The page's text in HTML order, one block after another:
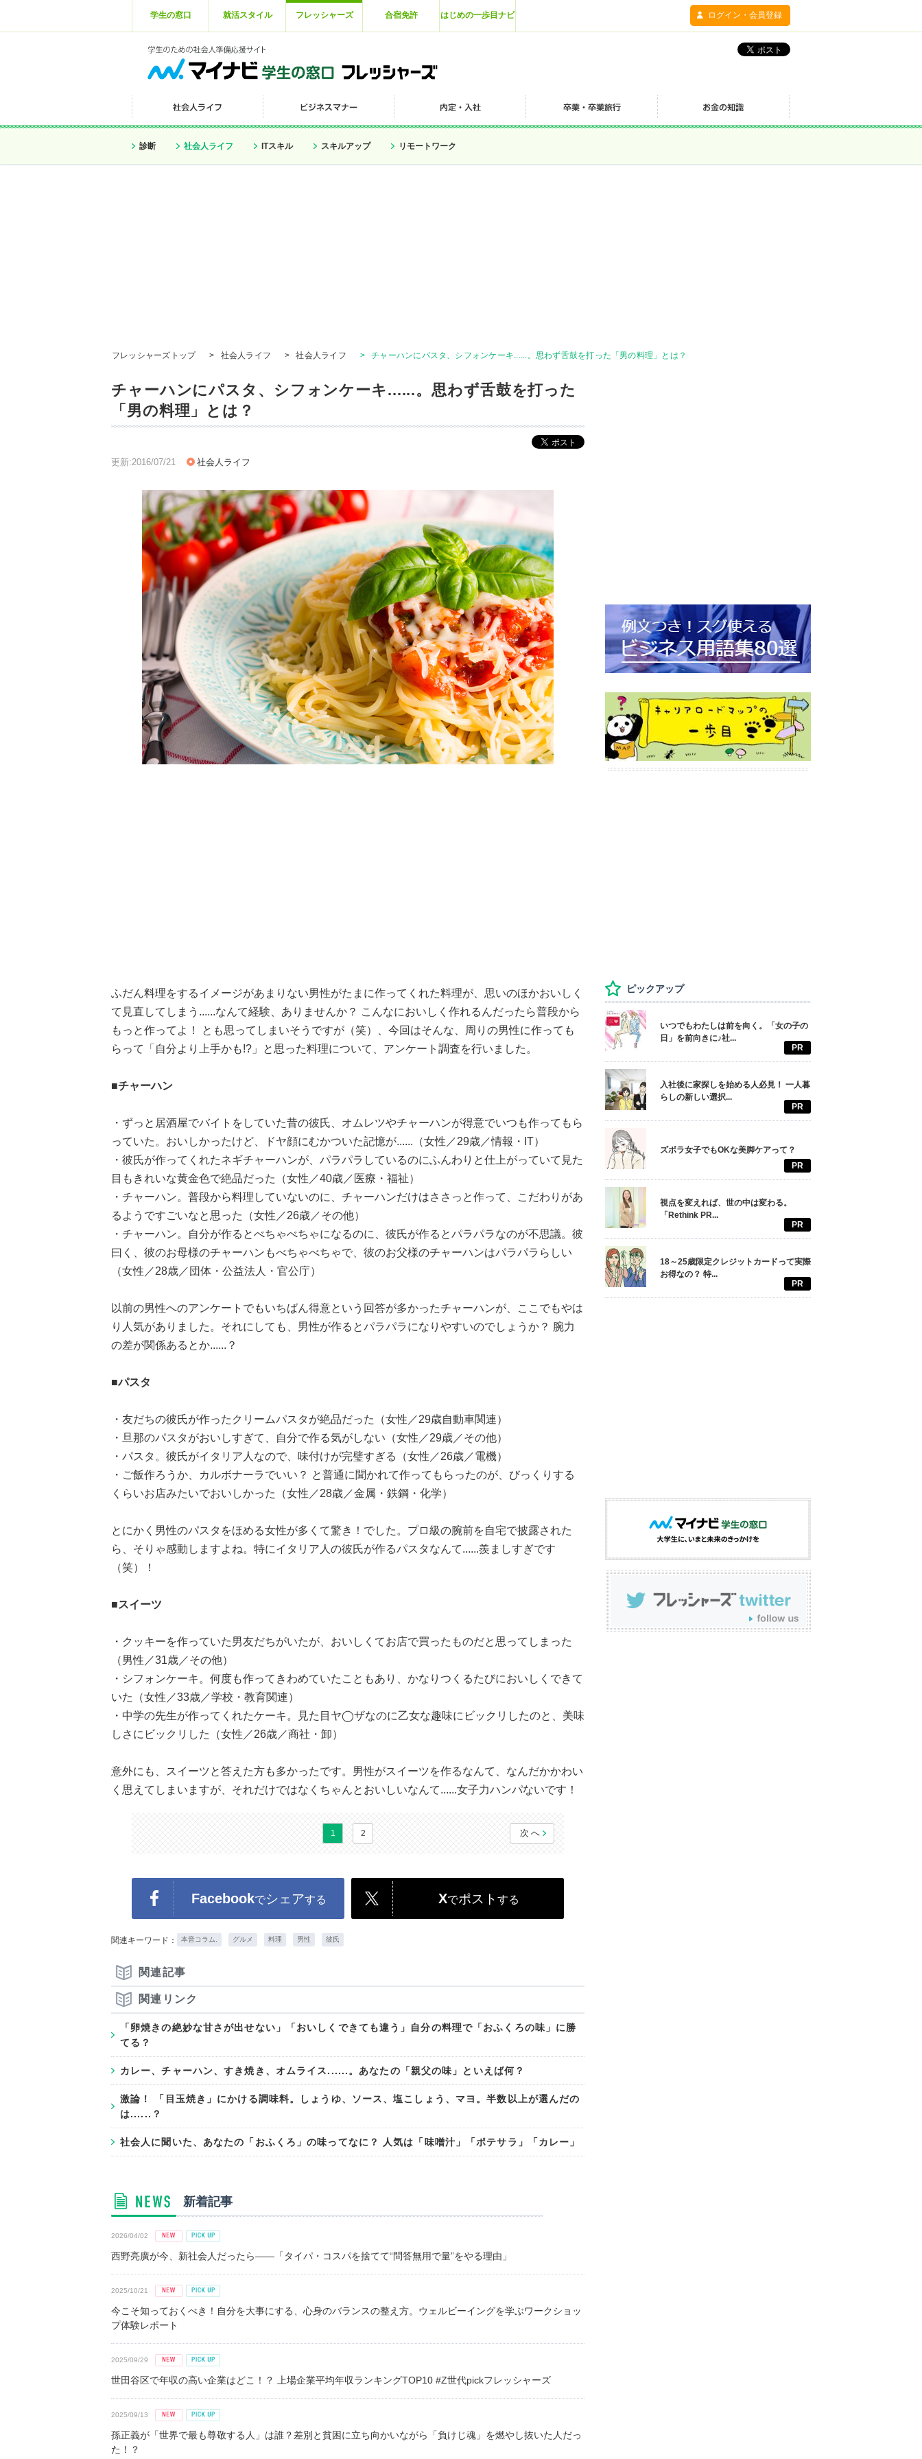
学生の窓口 就活スタイル フレッシャーズ 合宿免許 はじめの一歩目ナビ ログイン・会員登録
診断 社会人ライフ ITスキル スキルアップ リモートワーク
フレッシャーズトップ > 社会人ライフ > 社会人ライフ > チャーハンにパスタ、シフォンケーキ......。思わず舌鼓を打った「男の料理」とは？
チャーハンにパスタ、シフォンケーキ......。思わず舌鼓を打った
「男の料理」とは？
更新:2016/07/21 社会人ライフ
ふだん料理をするイメージがあまりない男性がたまに作ってくれた料理が、思いのほかおいしく
て見直してしまう......なんて経験、ありませんか？ こんなにおいしく作れるんだったら普段から
もっと作ってよ！ とも思ってしまいそうですが（笑）、今回はそんな、周りの男性に作っても
らって「自分より上手かも!?」と思った料理について、アンケート調査を行いました。
■チャーハン
・ずっと居酒屋でバイトをしていた昔の彼氏、オムレツやチャーハンが得意でいつも作ってもら
っていた。おいしかったけど、ドヤ顔にむかついた記憶が......（女性／29歳／情報・IT）
・彼氏が作ってくれたネギチャーハンが、パラパラしているのにふんわりと仕上がっていて見た
目もきれいな黄金色で絶品だった（女性／40歳／医療・福祉）
・チャーハン。普段から料理していないのに、チャーハンだけはささっと作って、こだわりがあ
るようですごいなと思った（女性／26歳／その他）
・チャーハン。自分が作るとべちゃべちゃになるのに、彼氏が作るとパラパラなのが不思議。彼
曰く、彼のお母様のチャーハンもべちゃべちゃで、彼のお父様のチャーハンはパラパラらしい
（女性／28歳／団体・公益法人・官公庁）
以前の男性へのアンケートでもいちばん得意という回答が多かったチャーハンが、ここでもやは
り人気がありました。それにしても、男性が作るとパラパラになりやすいのでしょうか？ 腕力
の差が関係あるとか......？
■パスタ
・友だちの彼氏が作ったクリームパスタが絶品だった（女性／29歳自動車関連）
・旦那のパスタがおいしすぎて、自分で作る気がしない（女性／29歳／その他）
・パスタ。彼氏がイタリア人なので、味付けが完璧すぎる（女性／26歳／電機）
・ご飯作ろうか、カルボナーラでいい？ と普通に聞かれて作ってもらったのが、びっくりする
くらいお店みたいでおいしかった（女性／28歳／金属・鉄鋼・化学）
とにかく男性のパスタをほめる女性が多くて驚き！でした。プロ級の腕前を自宅で披露された
ら、そりゃ感動しますよね。特にイタリア人の彼氏が作るパスタなんて......羨ましすぎです
（笑）！
■スイーツ
・クッキーを作っていた男友だちがいたが、おいしくてお店で買ったものだと思ってしまった
（男性／31歳／その他）
・シフォンケーキ。何度も作ってきわめていたこともあり、かなりつくるたびにおいしくできて
いた（女性／33歳／学校・教育関連）
・中学の先生が作ってくれたケーキ。見た目ヤ◯ザなのに乙女な趣味にビックリしたのと、美味
しさにビックリした（女性／26歳／商社・卸）
意外にも、スイーツと答えた方も多かったです。男性がスイーツを作るなんて、なんだかかわい
く思えてしまいますが、それだけではなくちゃんとおいしいなんて......女子力ハンパないです！
1 2 次へ
Facebookでシェアする Xでポスト する
関連キーワード： 本音コラム. グルメ 料理 男性 彼氏
関連記事
関連リンク
「卵焼きの絶妙な甘さが出せない」「おいしくできても違う」自分の料理で「おふくろの味」に勝
てる？
カレー、チャーハン、すき焼き、オムライス......。あなたの「親父の味」といえば何？
激論！ 「目玉焼き」にかける調味料。しょうゆ、ソース、塩こしょう、マヨ。半数以上が選んだの
は......？
社会人に聞いた、あなたの「おふくろ」の味ってなに？ 人気は「味噌汁」「ポテサラ」「カレー」
新着記事
2026/04/02
西野亮廣が今、新社会人だったら――「タイパ・コスパを捨てて“問答無用で量”をやる理由」
2025/10/21
今こそ知っておくべき！自分を大事にする、心身のバランスの整え方。ウェルビーイングを学ぶワークショッ
プ体験レポート
2025/09/29
世田谷区で年収の高い企業はどこ！？ 上場企業平均年収ランキングTOP10 #Z世代pickフレッシャーズ
2025/09/13
孫正義が「世界で最も尊敬する人」は誰？差別と貧困に立ち向かいながら「負けじ魂」を燃やし抜いた人だっ
た！？
ピックアップ
いつでもわたしは前を向く。「女の子の
日」を前向きに♪社...
PR
入社後に家探しを始める人必見！ 一人暮
らしの新しい選択...
PR
ズボラ女子でもOKな美脚ケアって？
PR
視点を変えれば、世の中は変わる。
「Rethink PR...
PR
18～25歳限定クレジットカードって実際
お得なの？ 特...
PR